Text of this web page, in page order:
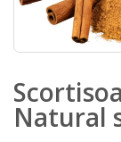
Natural